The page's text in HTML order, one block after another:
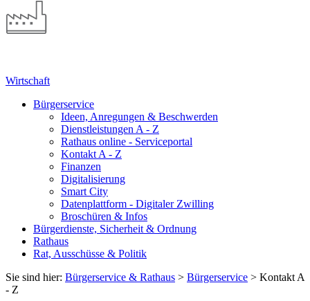
Wirtschaft
Bürgerservice
Ideen, Anregungen & Beschwerden
Dienstleistungen A - Z
Rathaus online - Serviceportal
Kontakt A - Z
Finanzen
Digitalisierung
Smart City
Datenplattform - Digitaler Zwilling
Broschüren & Infos
Bürgerdienste, Sicherheit & Ordnung
Rathaus
Rat, Ausschüsse & Politik
Sie sind hier: Bürgerservice & Rathaus > Bürgerservice > Kontakt A
- Z